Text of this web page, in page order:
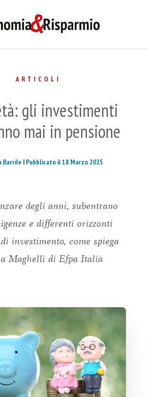
ARTICOLI
gli investimenti
mai in pensione
Barrile | Pubblicato il 18 Marzo 2025
degli anni, subentrano
e differenti orizzonti
investimento, come spiega
Maghelli di Efpa Italia